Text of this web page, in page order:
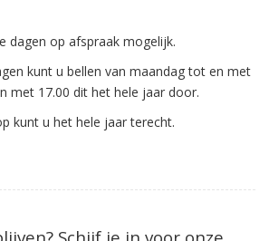
dagen op afspraak mogelijk.
kunt u bellen van maandag tot en met
met 17.00 dit het hele jaar door.
kunt u het hele jaar terecht.